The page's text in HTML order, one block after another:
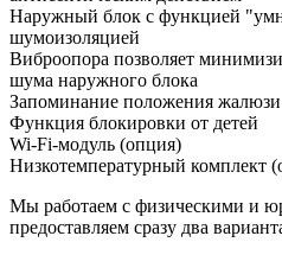
Наружный блок с функцией
шумоизоляцией
Виброопора позволяет
шума наружного блока
Запоминание положения жалюзи
Функция блокировки от детей
Wi-Fi-модуль (опция)
Низкотемпературный комплект
Мы работаем с физическими и
предоставляем сразу два